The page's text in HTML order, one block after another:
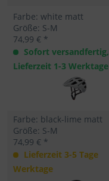
Farbe: white matt
Größe: S-M
74,99 € *
Sofort versandfertig,
Lieferzeit 1-3 Werktage
Farbe: black-lime matt
Größe: S-M
74,99 € *
Lieferzeit 3-5 Tage
Werktage